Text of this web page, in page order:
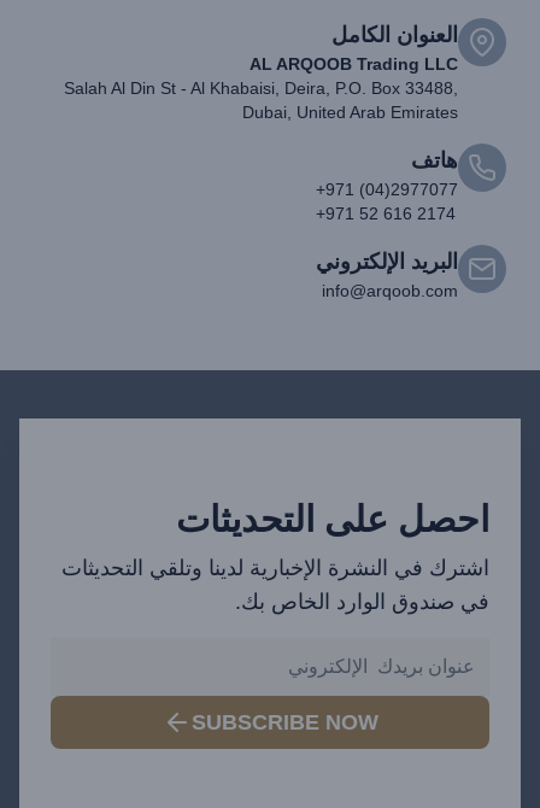
العنوان الكامل
AL ARQOOB Trading LLC
Salah Al Din St - Al Khabaisi, Deira, P.O. Box 33488,
Dubai, United Arab Emirates
هاتف
+971 (04)2977077
+971 52 616 2174
البريد الإلكتروني
info@arqoob.com
احصل على التحديثات
اشترك في النشرة الإخبارية لدينا وتلقي التحديثات
في صندوق الوارد الخاص بك.
SUBSCRIBE NOW